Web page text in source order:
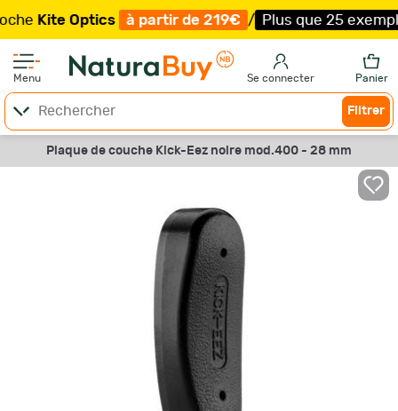
Optics à partir de 219€ / Plus que 25 exemplaires
Menu Se connecter Panier
Filtrer
Plaque de couche Kick-Eez noire mod.400 - 28 mm